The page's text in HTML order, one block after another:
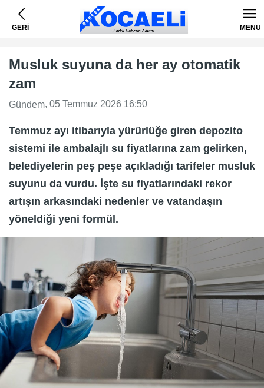
GERİ MENÜ
Musluk suyuna da her ay otomatik
zam
Gündem, 05 Temmuz 2026 16:50
Temmuz ayı itibarıyla yürürlüğe giren depozito
sistemi ile ambalajlı su fiyatlarına zam gelirken,
belediyelerin peş peşe açıkladığı tarifeler musluk
suyunu da vurdu. İşte su fiyatlarındaki rekor
artışın arkasındaki nedenler ve vatandaşın
yöneldiği yeni formül.